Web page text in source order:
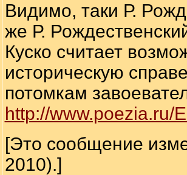
Видимо, таки Р.
же Р.
Куско считает
историческую
потомкам
http://www.poezia.ru/
[Это сообщение
2010).]